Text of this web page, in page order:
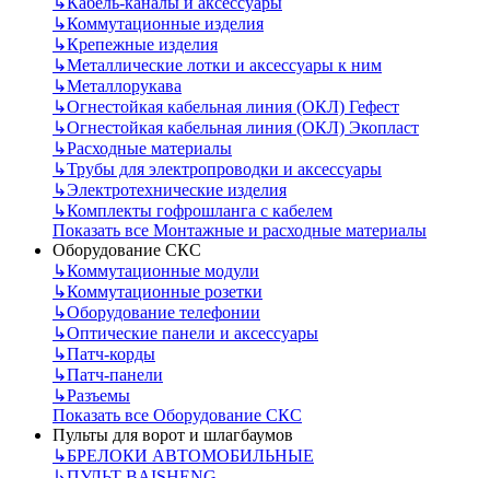
↳Коммутационные изделия
↳Крепежные изделия
↳Металлические лотки и аксессуары к ним
↳Металлорукава
↳Огнестойкая кабельная линия (ОКЛ) Гефест
↳Огнестойкая кабельная линия (ОКЛ) Экопласт
↳Расходные материалы
↳Трубы для электропроводки и аксессуары
↳Электротехнические изделия
↳Комплекты гофрошланга с кабелем
Показать все Монтажные и расходные материалы
Оборудование СКС
↳Коммутационные модули
↳Коммутационные розетки
↳Оборудование телефонии
↳Оптические панели и аксессуары
↳Патч-корды
↳Патч-панели
↳Разъемы
Показать все Оборудование СКС
Пульты для ворот и шлагбаумов
↳БРЕЛОКИ АВТОМОБИЛЬНЫЕ